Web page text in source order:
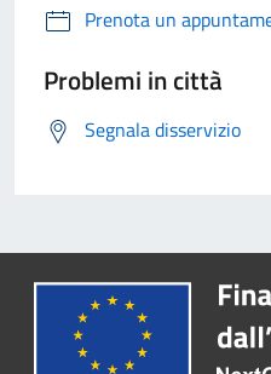
Prenota un
Problemi in città
Segnala disservizio